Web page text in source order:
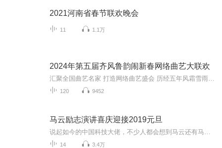
2021河南省春节联欢晚会
11 1.1万
2024年第五届齐风鲁韵闹新春网络曲艺大联欢
120 9452
马云励志演讲喜庆迎接2019元旦
14 3.4万